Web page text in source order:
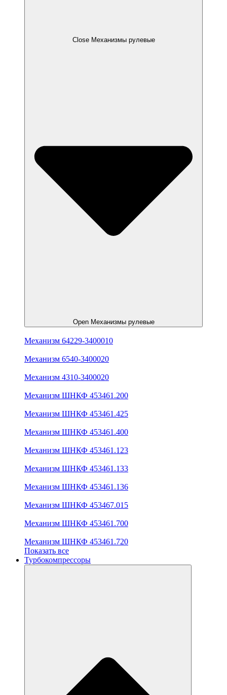
Close Механизмы рулевые
Open Механизмы рулевые
Механизм 64229-3400010
Механизм 6540-3400020
Механизм 4310-3400020
Механизм ШНКФ 453461.200
Механизм ШНКФ 453461.425
Механизм ШНКФ 453461.400
Механизм ШНКФ 453461.123
Механизм ШНКФ 453461.133
Механизм ШНКФ 453461.136
Механизм ШНКФ 453467.015
Механизм ШНКФ 453461.700
Механизм ШНКФ 453461.720
Показать все
Турбокомпрессоры